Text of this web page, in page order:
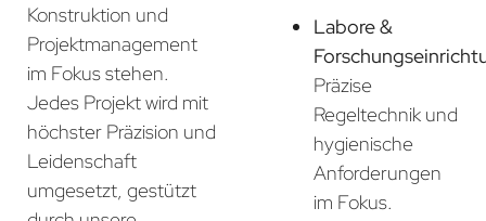
Konstruktion und
Projektmanagement
im Fokus stehen.
Jedes Projekt wird mit
höchster Präzision und
Leidenschaft
umgesetzt, gestützt
Labore &
Präzise
Regeltechnik und
hygienische
Anforderungen
im Fokus.